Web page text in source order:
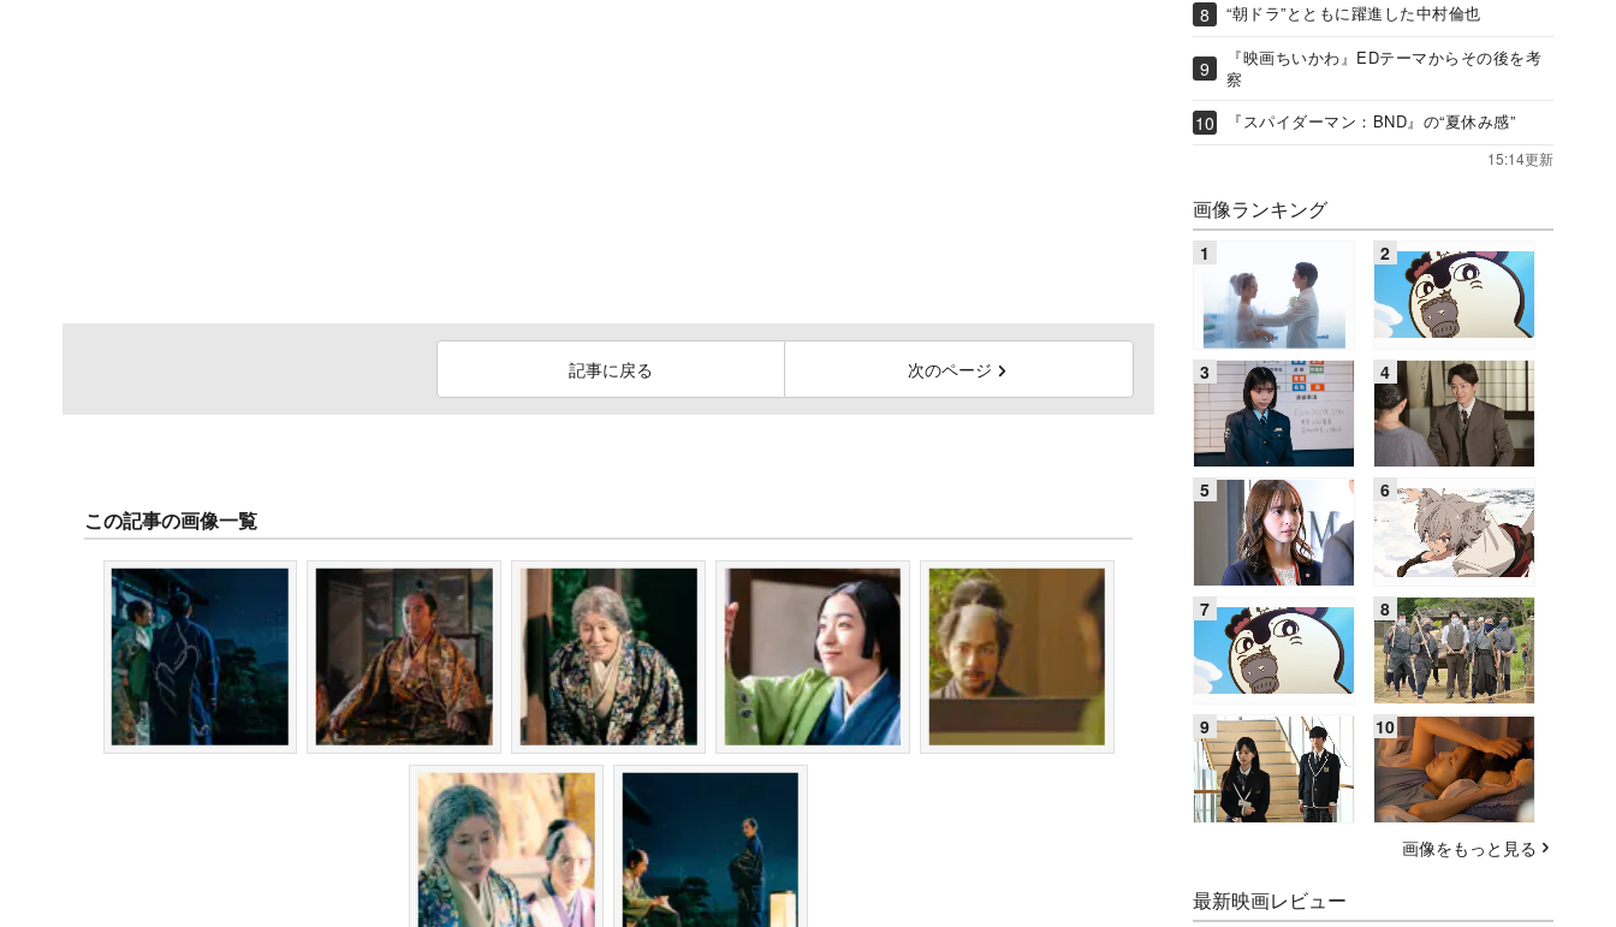
記事に戻る 次のページ
この記事の画像一覧
“朝ドラ”とともに躍進した中村倫也
『映画ちいかわ』EDテーマからその後を考
察
『スパイダーマン：BND』の“夏休み感”
15:14更新
画像ランキング
画像をもっと見る
最新映画レビュー